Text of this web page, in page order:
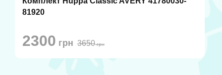
81920
2300 грн 3650грн